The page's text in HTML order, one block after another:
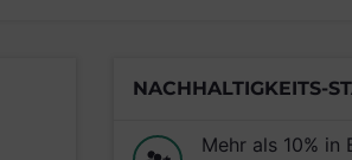
NACHHALTIGKEITS-
Mehr als 10% in